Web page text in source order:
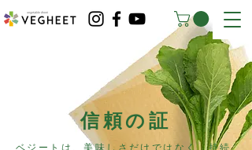
​信頼の証
ベジートは、美味しさだけではなく、持続